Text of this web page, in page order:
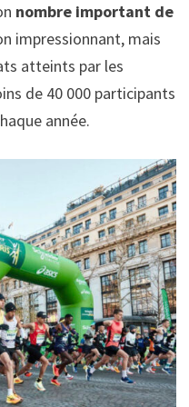
nombre important de
impressionnant, mais
atteints par les
de 40 000 participants
année.